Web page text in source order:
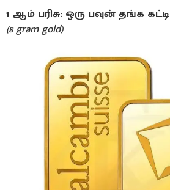
1 ஆம் பரிசு: ஒரு பவுன் தங்க கட்டி
(8 gram gold)